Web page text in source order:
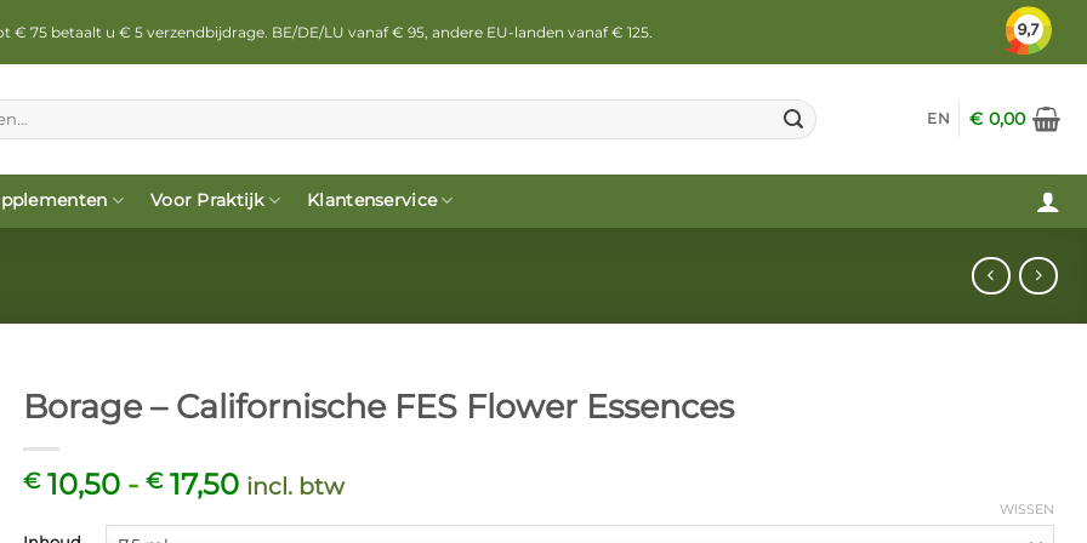
75 betaalt u € 5 verzendbijdrage. BE/DE/LU vanaf € 95, andere EU-landen vanaf € 125.
EN €0,00
Voor Praktijk Klantenservice
Borage – Californische FES Flower Essences
€10,50 - €17,50Prijsklasse:
incl. btw
WISSEN